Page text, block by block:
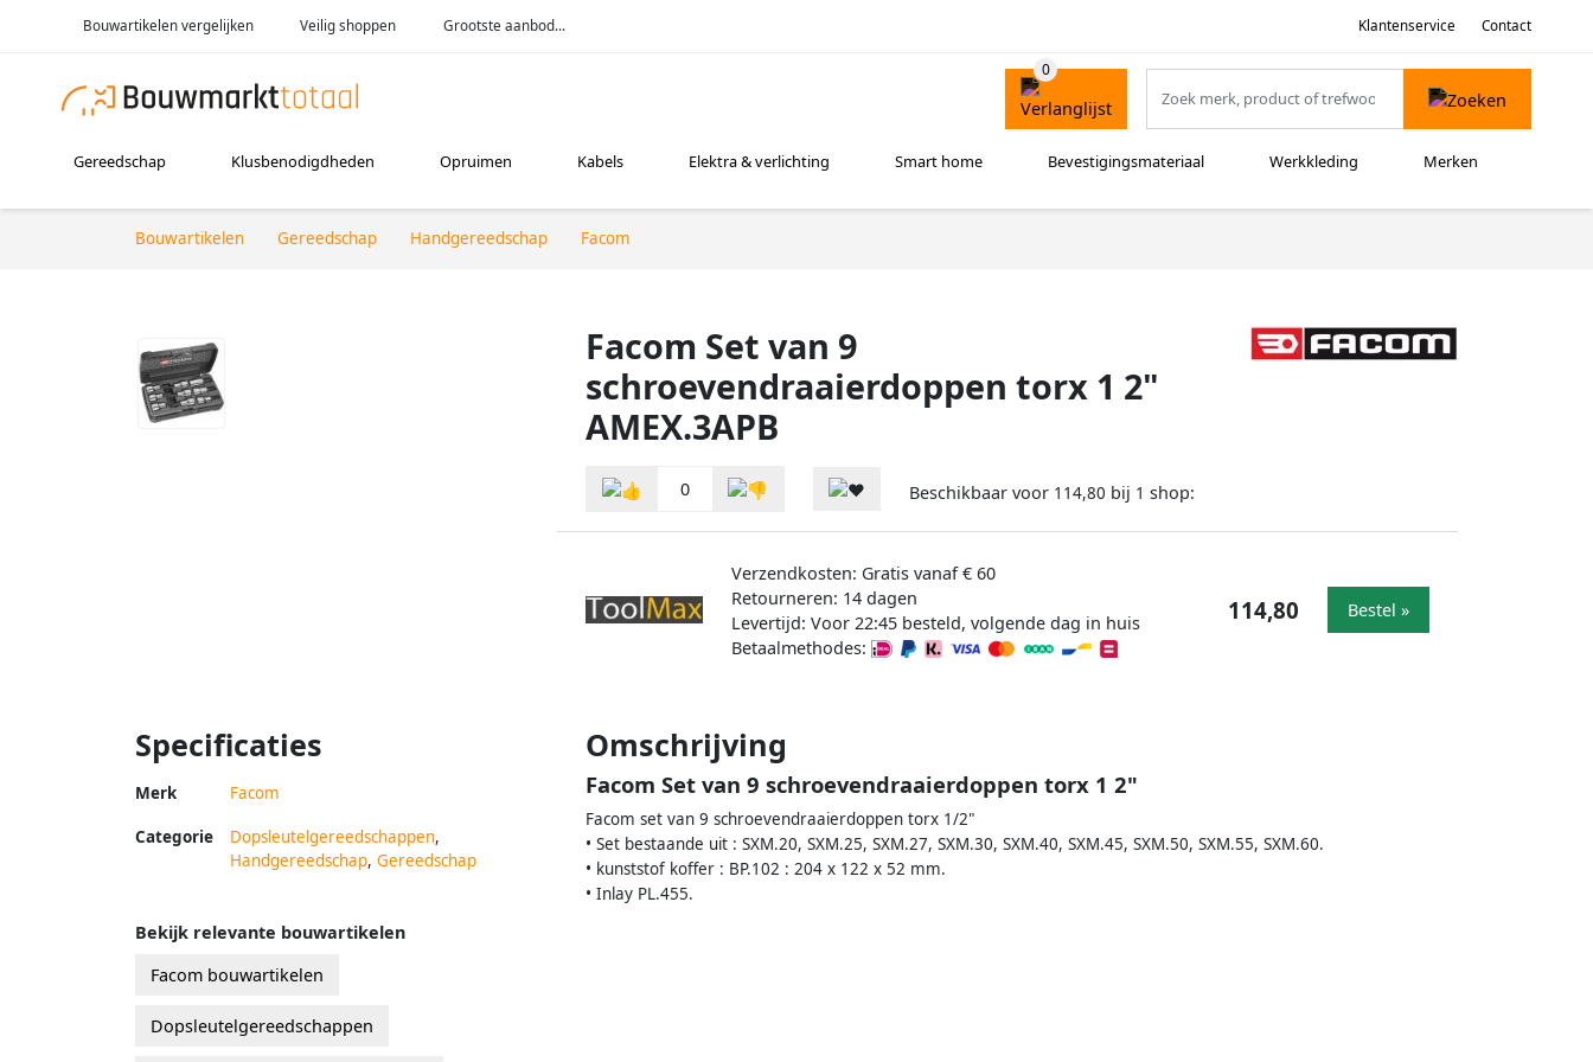
Bouwartikelen vergelijken Veilig shoppen Grootste aanbod... Klantenservice Contact
Gereedschap Klusbenodigdheden Opruimen Kabels Elektra & verlichting Smart home Bevestigingsmateriaal Werkkleding Merken
Bouwartikelen Gereedschap Handgereedschap Facom
Facom Set van 9
schroevendraaierdoppen torx 1 2"
AMEX.3APB
0 Beschikbaar voor 114,80 bij 1 shop:
Verzendkosten: Gratis vanaf € 60
Retourneren: 14 dagen
Levertijd: Voor 22:45 besteld, volgende dag in huis
Betaalmethodes:
114,80 Bestel »
Specificaties
Merk Facom
Categorie Dopsleutelgereedschappen,
Handgereedschap, Gereedschap
Omschrijving
Facom Set van 9 schroevendraaierdoppen torx 1 2"
Facom set van 9 schroevendraaierdoppen torx 1/2"
• Set bestaande uit : SXM.20, SXM.25, SXM.27, SXM.30, SXM.40, SXM.45, SXM.50, SXM.55, SXM.60.
• kunststof koffer : BP.102 : 204 x 122 x 52 mm.
• Inlay PL.455.
Bekijk relevante bouwartikelen
Facom bouwartikelen
Dopsleutelgereedschappen